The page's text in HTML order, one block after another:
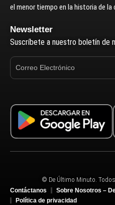
el menor tiempo en la historia de la
Newsletter
Suscríbete a nuestro boletín de
© De Último Minuto.
Contáctanos
Sobre Nosotros –
Política de privacidad